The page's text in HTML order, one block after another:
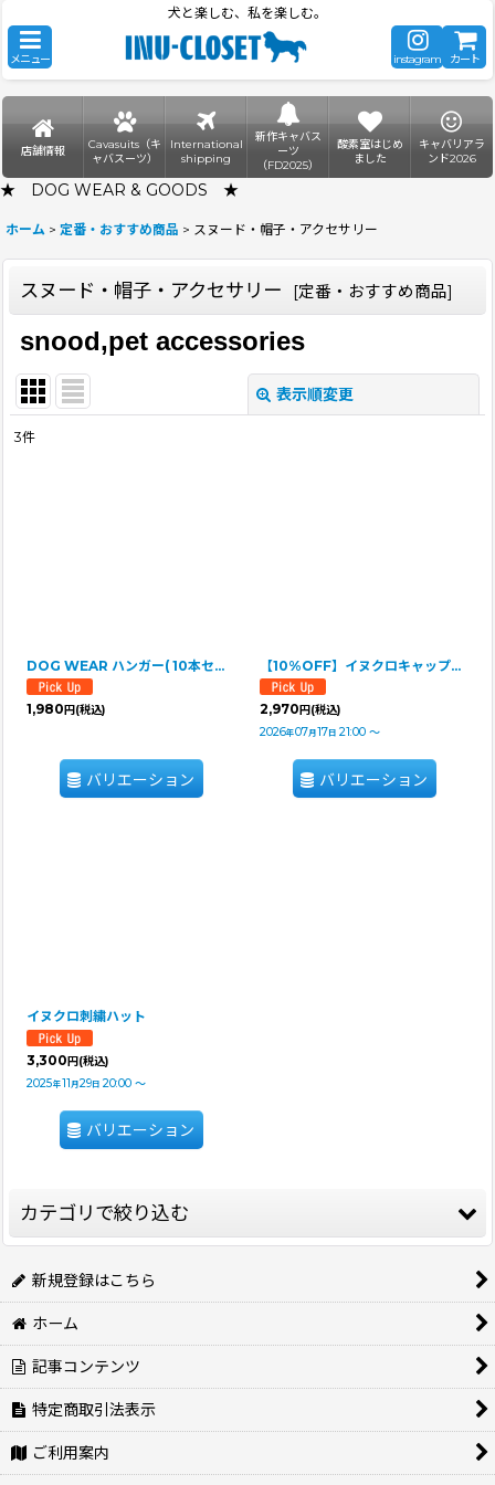
犬と楽しむ、私を楽しむ。
メニュー instagram カート
店舗情報
Cavasuits（キ
ャバスーツ）
International
shipping
新作キャバス
ーツ
（FD2025）
酸素室はじめ
ました
キャバリアラ
ンド2026
★ DOG WEAR & GOODS ★
ホーム > 定番・おすすめ商品 > スヌード・帽子・アクセサリー
スヌード・帽子・アクセサリー [定番・おすすめ商品]
snood,pet accessories
表示順変更
絞り込む
3件
DOG WEAR ハンガー( 10本セット)
1,980 円 (税込)
バリエーション
【10%OFF】イヌクロキャップ2025
2,970 円 (税込)
2026年07月17日 21:00 ～
バリエーション
イヌクロ刺繍ハット
3,300円(税込)
2025年11 月29日 20:00 ～
バリエーション
カテゴリで絞り込む
スヌード・帽子・アクセサリー (全商品)
スヌード
宇宙犬スヌード・編みスヌード
帽子・サングラス・ワンちゃアクセサリー
イヤーバンド・カチューシャ
新規登録はこちら
ホーム
記事コンテンツ
特定商取引法表示
ご利用案内